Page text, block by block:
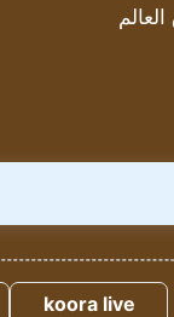
koora live